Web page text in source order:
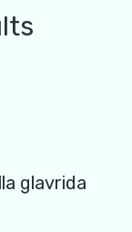
glavrida